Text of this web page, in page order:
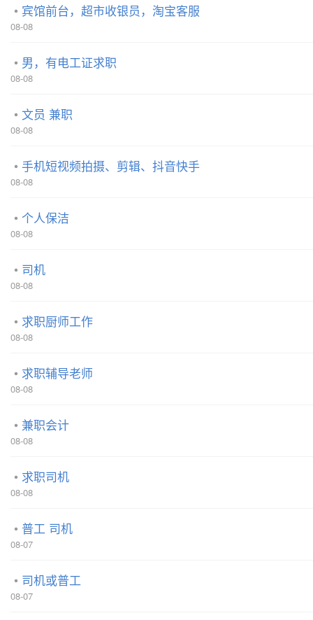
宾馆前台，超市收银员，淘宝客服
08-08
男，有电工证求职
08-08
文员 兼职
08-08
手机短视频拍摄、剪辑、抖音快手
08-08
个人保洁
08-08
司机
08-08
求职厨师工作
08-08
求职辅导老师
08-08
兼职会计
08-08
求职司机
08-08
普工 司机
08-07
司机或普工
08-07